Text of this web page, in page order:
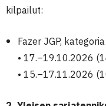
kilpailut:
Fazer JGP,
• 17.–19.10.2026
• 15.–17.11.2026